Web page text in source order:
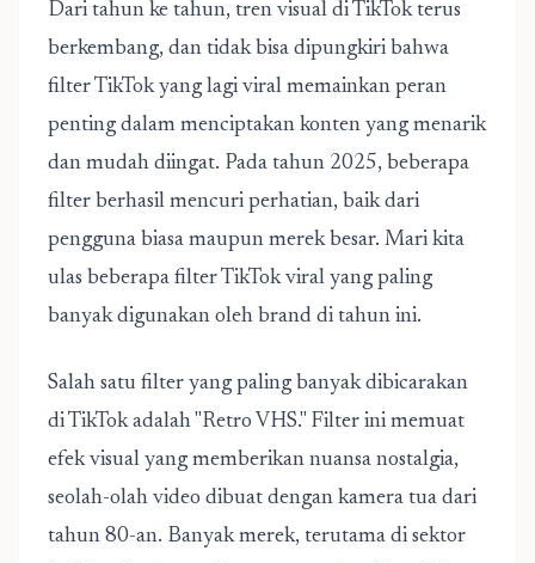
Dari tahun ke tahun, tren visual di TikTok terus
berkembang, dan tidak bisa dipungkiri bahwa
filter TikTok yang lagi viral memainkan peran
penting dalam menciptakan konten yang menarik
dan mudah diingat. Pada tahun 2025, beberapa
filter berhasil mencuri perhatian, baik dari
pengguna biasa maupun merek besar. Mari kita
ulas beberapa filter TikTok viral yang paling
banyak digunakan oleh brand di tahun ini.
Salah satu filter yang paling banyak dibicarakan
di TikTok adalah "Retro VHS." Filter ini memuat
efek visual yang memberikan nuansa nostalgia,
seolah-olah video dibuat dengan kamera tua dari
tahun 80-an. Banyak merek, terutama di sektor